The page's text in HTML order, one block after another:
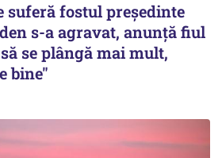
suferă fostul preşedinte
s-a agravat, anunță fiul
se plângă mai mult,
bine"